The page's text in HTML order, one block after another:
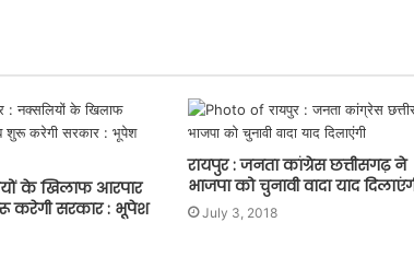
के खिलाफ आरपार
करेगी सरकार : भूपेश
रायपुर : जनता कांग्रेस छत्तीसगढ़ ने
भाजपा को चुनावी वादा याद
July 3, 2018